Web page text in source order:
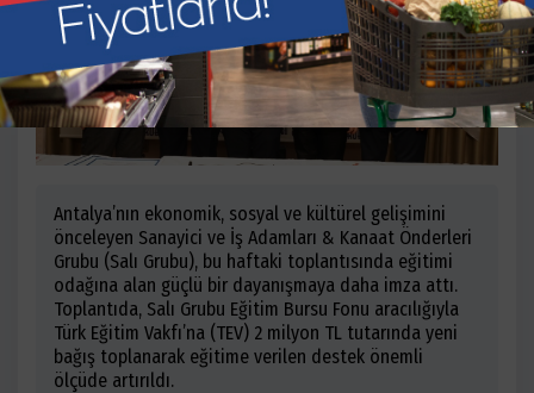
Antalya’nın ekonomik, sosyal ve kültürel gelişimini
önceleyen Sanayici ve İş Adamları & Kanaat Önderleri
Grubu (Salı Grubu), bu haftaki toplantısında eğitimi
odağına alan güçlü bir dayanışmaya daha imza attı.
Toplantıda, Salı Grubu Eğitim Bursu Fonu aracılığıyla
Türk Eğitim Vakfı’na (TEV) 2 milyon TL tutarında yeni
bağış toplanarak eğitime verilen destek önemli
ölçüde artırıldı.